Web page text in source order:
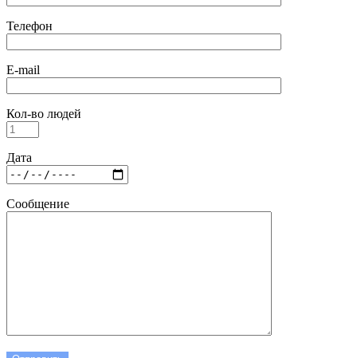
Телефон
E-mail
Кол-во людей
Дата
Сообщение